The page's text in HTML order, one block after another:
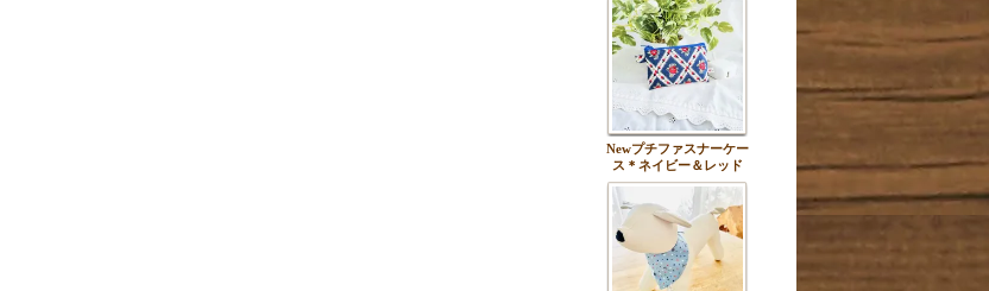
Newプチファスナーケー
ス＊ネイビー＆レッド